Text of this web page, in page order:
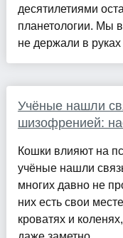
десятилетиями
планетологии. Мы
не держали в руках
Учёные нашли
шизофренией:
Кошки влияют на
учёные нашли
многих давно не
них есть свои
кроватях и